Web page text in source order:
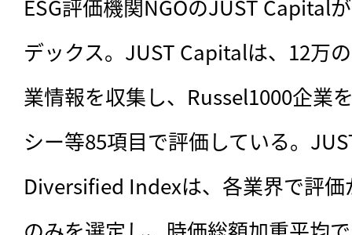
ESG評価機関NGOのJUST Capital
デックス。JUST Capitalは、12万
業情報を収集し、Russel1000企業
シー等85項目で評価している。
Diversified Indexは、各業界で評